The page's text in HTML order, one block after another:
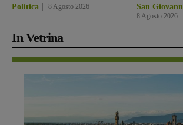
Politica 8 Agosto 2026 San
8 Agosto 2026
In Vetrina